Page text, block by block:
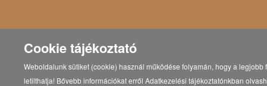
Cookie tájékoztató
Weboldalunk sütiket (cookie) használ működése folyamán, hogy a
letilthatja! Bővebb információkat erről Adatkezelési tájékoztatónkban